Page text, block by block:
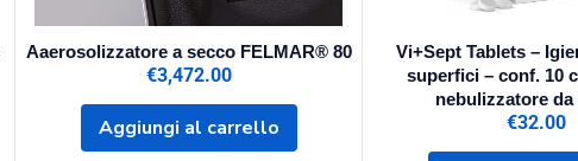
Aaerosolizzatore a secco FELMAR® 80
€3,472.00
Aggiungi al carrello
Vi+Sept Tablets –
superfici – conf. 10
nebulizzatore da
€32.00